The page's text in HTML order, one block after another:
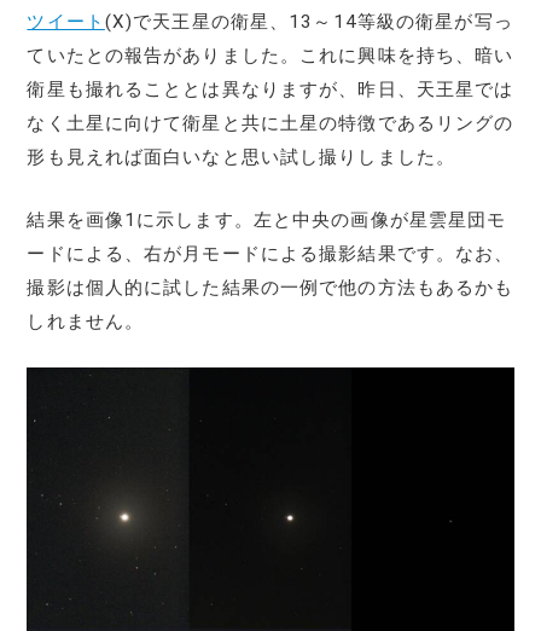
ツイート (X)で天王星の衛星、13～14等級の衛星が写っ
ていたとの報告がありました。これに興味を持ち、暗い
衛星も撮れることとは異なりますが、昨日、天王星では
なく土星に向けて衛星と共に土星の特徴であるリングの
形も見えれば面白いなと思い試し撮りしました。
結果を画像1に示します。左と中央の画像が星雲星団モ
ードによる、右が月モードによる撮影結果です。なお、
撮影は個人的に試した結果の一例で他の方法もあるかも
しれません。